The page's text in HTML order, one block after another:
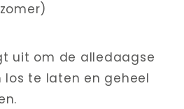
uit om de alledaagse
los te laten en geheel